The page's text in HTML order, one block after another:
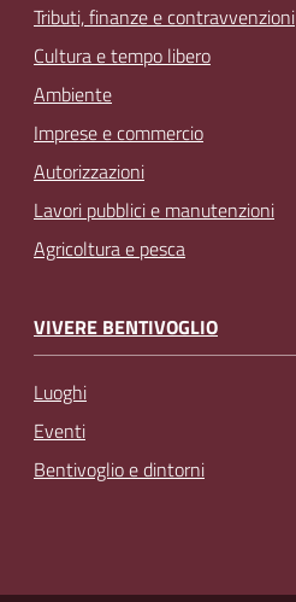
Tributi, finanze e contravvenzioni
Cultura e tempo libero
Ambiente
Imprese e commercio
Autorizzazioni
Lavori pubblici e manutenzioni
Agricoltura e pesca
VIVERE BENTIVOGLIO
Luoghi
Eventi
Bentivoglio e dintorni